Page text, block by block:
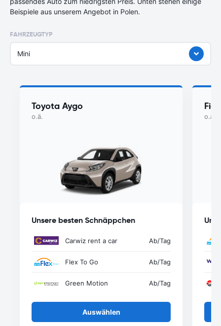
Beispiele aus unserem Angebot in Polen.
FAHRZEUGTYP
Mini
Toyota Aygo
o.ä.
Unsere besten Schnäppchen
Carwiz rent a car Ab/Tag
Flex To Go Ab/Tag
Green Motion Ab/Tag
Auswählen
o.ä.